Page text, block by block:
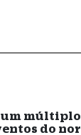
um múltiplo
do